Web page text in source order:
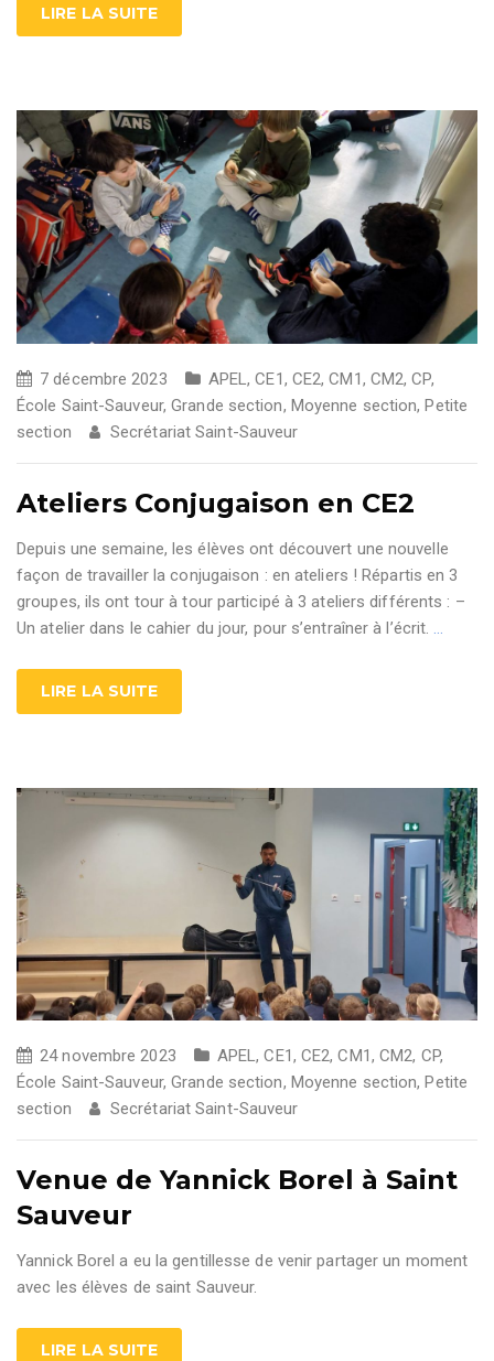
LIRE LA SUITE
7 décembre 2023 APEL,CE1, CE2,CM1, CM2,CP,
École Saint-Sauveur,Grande section, Moyenne section,Petite
section
Secrétariat Saint-Sauveur
Ateliers Conjugaison en CE2
Depuis une semaine, les élèves ont découvert une nouvelle
façon de travailler la conjugaison : en ateliers ! Répartis en 3
groupes, ils ont tour à tour participé à 3 ateliers différents : –
Un atelier dans le cahier du jour, pour s’entraîner à l’écrit.
LIRE LA SUITE
24 novembre 2023 APEL,CE1, CE2,CM1, CM2, CP,
École Saint-Sauveur,Grande section, Moyenne section,Petite
section
Secrétariat Saint-Sauveur
Venue de Yannick Borel à Saint
Sauveur
Yannick Borel a eu la gentillesse de venir partager un moment
avec les élèves de saint Sauveur.
LIRE LA SUITE